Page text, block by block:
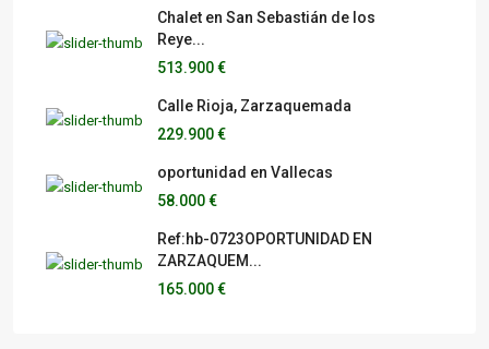
Chalet en San Sebastián de los
Reye...
513.900 €
Calle Rioja, Zarzaquemada
229.900 €
oportunidad en Vallecas
58.000 €
Ref:hb-0723OPORTUNIDAD EN
ZARZAQUEM...
165.000 €